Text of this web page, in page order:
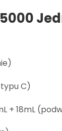
C)
+ 18mL